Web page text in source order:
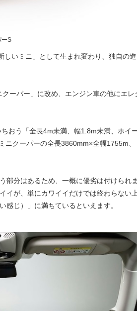
ーS
しいミニ」として生まれ変わり、独自の進
ーパー」に改め、エンジン車の他にエレ
おう「全長4m未満、幅1.8m未満、ホイ
クーパーの全長3860mm×全幅1755m、
分はあるため、一概に優劣は付けられま
イが、単にカワイイだけでは終わらない上
感じ）」に満ちているといえます。